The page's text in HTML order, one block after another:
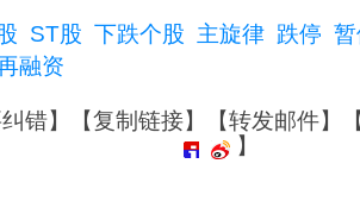
ST股 下跌个股 主旋律 跌停
融资
错】【复制链接】【转发邮件】
】